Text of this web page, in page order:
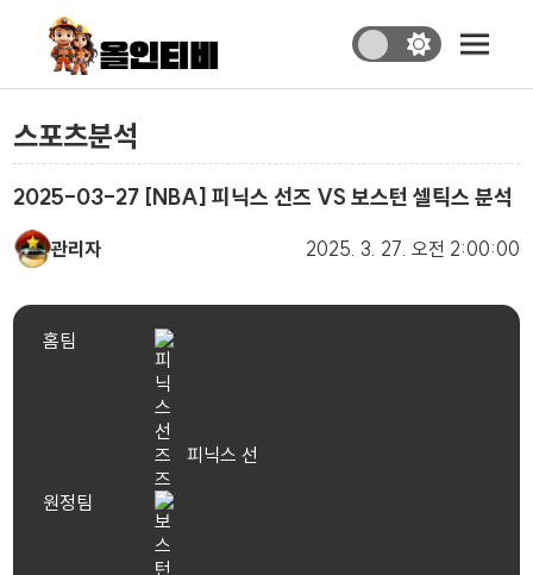
스포츠분석
2025-03-27 [NBA] 피닉스 선즈 VS 보스턴 셀틱스 분석
관리자 2025. 3. 27. 오전 2:00:00
홈팀
피닉스 선
즈
원정팀